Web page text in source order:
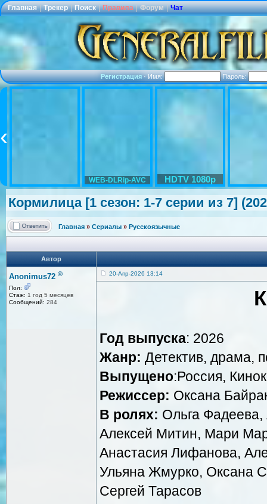
Главная | Трекер | Поиск | Правила | Форум | Чат
Регистрация·Имя: Пароль:
WEB-DLRip-AVC HDTV 1080p
Кормилица [1 сезон: 1-7 серии из 7]
Главная » Сериалы » Русскоязычные
Автор
Anonimus72 ®
Пол:
Стаж: 1 год 5 месяцев
Сообщений: 284
20-Апр-2026 13:14
Год выпуска: 2026
Жанр: Детектив, драма,
Выпущено:Россия,
Режиссер: Оксана
В ролях: Ольга
Алексей Митин, Мари
Анастасия Лифанова,
Ульяна Жмурко, Оксана
Сергей Тарасов